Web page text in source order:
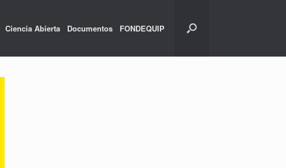
Ciencia Abierta Documentos FONDEQUIP